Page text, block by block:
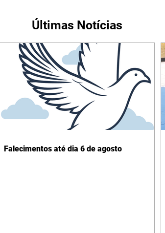
Últimas Notícias
Falecimentos até dia 6 de agosto